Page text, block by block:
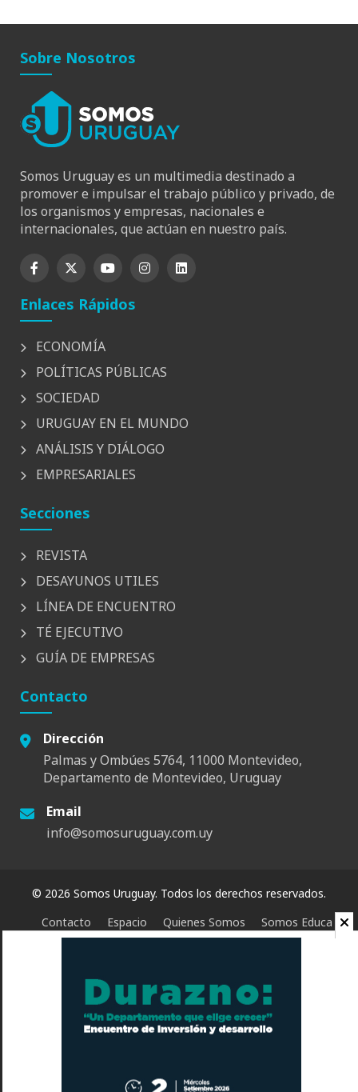
Sobre Nosotros
Somos Uruguay es un multimedia destinado a
promover e impulsar el trabajo público y privado, de
los organismos y empresas, nacionales e
internacionales, que actúan en nuestro país.
Enlaces Rápidos
ECONOMÍA
POLÍTICAS PÚBLICAS
SOCIEDAD
URUGUAY EN EL MUNDO
ANÁLISIS Y DIÁLOGO
EMPRESARIALES
Secciones
REVISTA
DESAYUNOS UTILES
LÍNEA DE ENCUENTRO
TÉ EJECUTIVO
GUÍA DE EMPRESAS
Contacto
Dirección
Palmas y Ombúes 5764, 11000 Montevideo,
Departamento de Montevideo, Uruguay
Email
info@somosuruguay.com.uy
© 2026 Somos Uruguay. Todos los derechos reservados.
Contacto
Espacio Quienes Somos Somos Educa